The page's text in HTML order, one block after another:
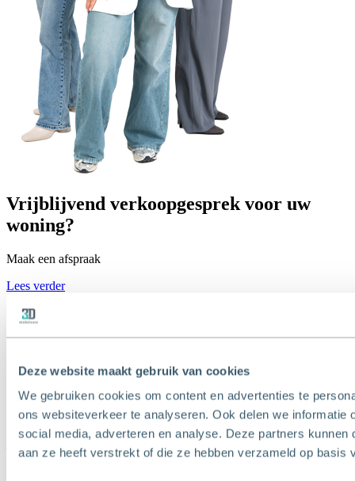
Deze website maakt gebruik van cookies
We gebruiken cookies om content en advertenties te
ons websiteverkeer te analyseren. Ook delen we
social media, adverteren en analyse. Deze partners
aan ze heeft verstrekt of die ze hebben verzameld op basis
Vrijblijvend verkoopgesprek voor uw
woning?
Maak een afspraak
Lees verder
010 - 427 77 88
info@3dmakelaars.nl